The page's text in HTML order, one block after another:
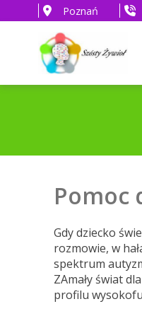
Poznań
Pomoc
Gdy dziecko
rozmowie, w
spektrum
ZAmały świat
profilu